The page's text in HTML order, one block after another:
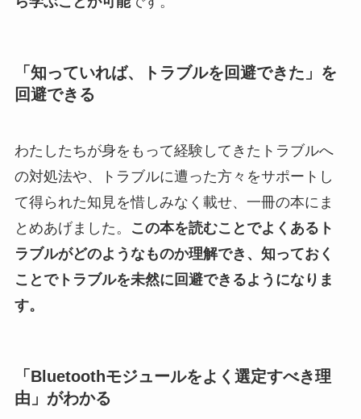
「知っていれば、トラブルを回避できた」を
回避できる
わたしたちが身をもって経験してきたトラブルへ
の対処法や、トラブルに遭った方々をサポートし
て得られた知見を惜しみなく載せ、一冊の本にま
とめあげました。
この本を読むことでよくあるト
ラブルがどのようなものか理解でき、知っておく
ことでトラブルを未然に回避できるようになりま
す。
「Bluetoothモジュールをよく選定すべき理
由」がわかる